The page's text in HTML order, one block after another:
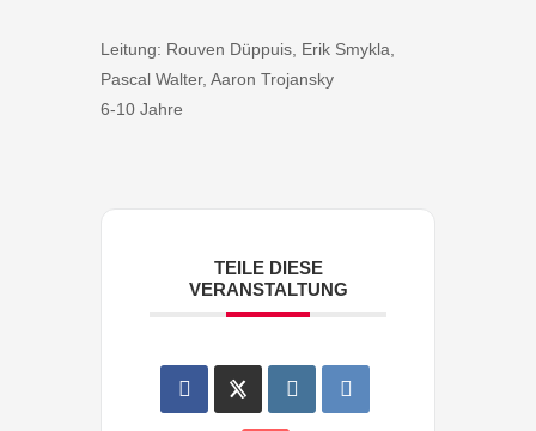
Leitung: Rouven Düppuis, Erik Smykla,
Pascal Walter, Aaron Trojansky
6-10 Jahre
TEILE DIESE
VERANSTALTUNG